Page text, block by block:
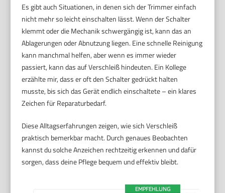
Es gibt auch Situationen, in denen sich der Trimmer einfach
nicht mehr so leicht einschalten lässt. Wenn der Schalter
klemmt oder die Mechanik schwergängig ist, kann das an
Ablagerungen oder Abnutzung liegen. Eine schnelle Reinigung
kann manchmal helfen, aber wenn es immer wieder
passiert, kann das auf Verschleiß hindeuten. Ein Kollege
erzählte mir, dass er oft den Schalter gedrückt halten
musste, bis sich das Gerät endlich einschaltete – ein klares
Zeichen für Reparaturbedarf.
Diese Alltagserfahrungen zeigen, wie sich Verschleiß
praktisch bemerkbar macht. Durch genaues Beobachten
kannst du solche Anzeichen rechtzeitig erkennen und dafür
sorgen, dass deine Pflege bequem und effektiv bleibt.
EMPFEHLUNG